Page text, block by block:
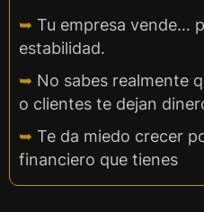
➥ Tu empresa vende…
estabilidad.
➥ No sabes realmente
o clientes te dejan
➥ Te da miedo crecer
financiero que tienes